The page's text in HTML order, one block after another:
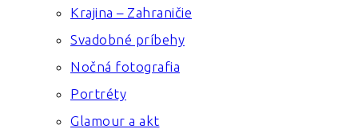
Krajina – Zahraničie
Svadobné príbehy
Nočná fotografia
Portréty
Glamour a akt